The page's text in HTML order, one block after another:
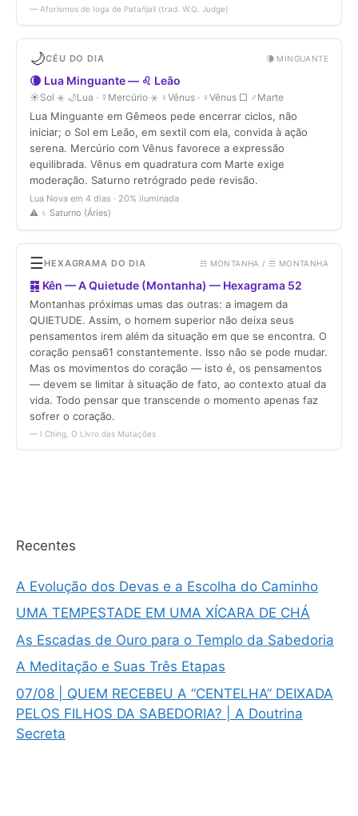
Recentes
A Evolução dos Devas e a Escolha do Caminho
UMA TEMPESTADE EM UMA XÍCARA DE CHÁ
As Escadas de Ouro para o Templo da Sabedoria
A Meditação e Suas Três Etapas
07/08 | QUEM RECEBEU A “CENTELHA” DEIXADA
PELOS FILHOS DA SABEDORIA? | A Doutrina
Secreta